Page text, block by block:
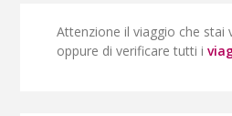
Attenzione il viaggio che
oppure di verificare tutti i